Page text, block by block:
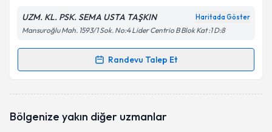
UZM. KL. PSK. SEMA USTA TAŞKIN Haritada Göster
Mansuroğlu Mah. 1593/1 Sok. No:4 Lider Centrio B Blok Kat :1 D:8
Randevu Talep Et
Randevu Takvimi Talebi
takvimi talebi oluşturun. Size bu uzmandan randevu
Bölgenize yakın diğer uzmanlar